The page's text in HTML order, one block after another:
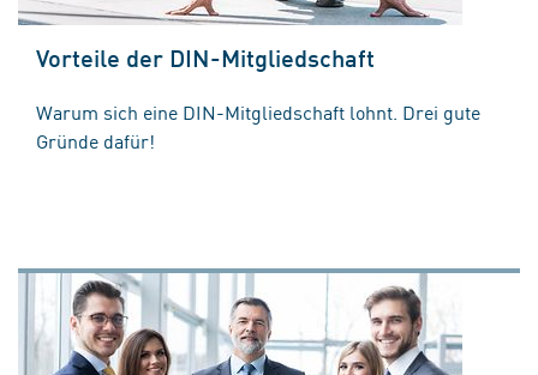
Vorteile der DIN-Mitgliedschaft
Warum sich eine DIN-Mitgliedschaft lohnt. Drei gute
Gründe dafür!